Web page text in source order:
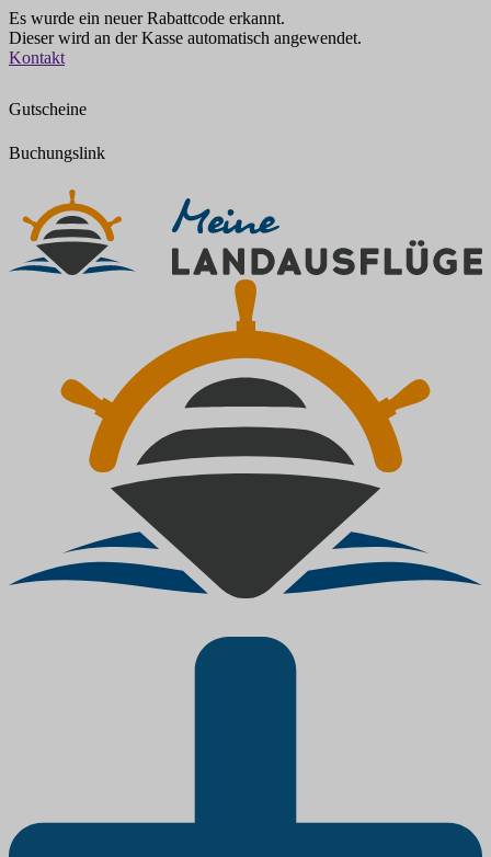
Es wurde ein neuer Rabattcode erkannt.
Dieser wird an der Kasse automatisch angewendet.
Zum
Kontakt
Gutscheine
Buchungslink